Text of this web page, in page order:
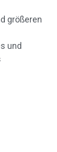
größeren
und